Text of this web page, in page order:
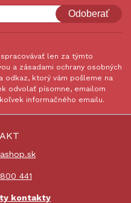
Odoberať
len za týmto
a zásadami ochrany osobných
odkaz, ktorý vám pošleme na
odvolať písomne, emailom
informačného emailu.
441
kontakty